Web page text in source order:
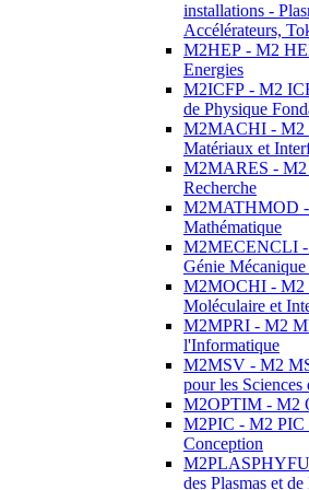
installations -
Accélérateurs,
M2HEP - M2
Energies
M2ICFP - M2
de Physique
M2MACHI - M2
Matériaux et
M2MARES - M2
Recherche
M2MATHMOD
Mathématique
M2MECENCLI
Génie
M2MOCHI - M2
Moléculaire et
M2MPRI - M2
l'Informatique
M2MSV - M2
pour les
M2OPTIM - M2
M2PIC - M2 PIC
Conception
des Plasmas et